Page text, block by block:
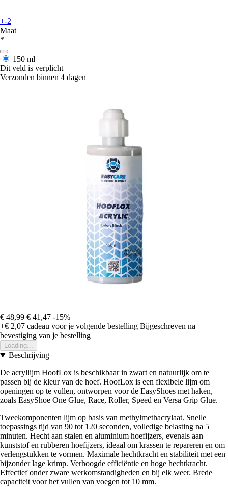
+-2
Maat
*
150 ml
Dit veld is verplicht
Verzonden binnen 4 dagen
€ 48,99 € 41,47 -15%
+€ 2,07 cadeau voor je volgende bestelling Bijgeschreven na
bevestiging van je bestelling
Loading...
Beschrijving
De acryllijm HoofLox is beschikbaar in zwart en natuurlijk om te
passen bij de kleur van de hoef. HoofLox is een flexibele lijm om
openingen op te vullen, ontworpen voor de EasyShoes met haken,
zoals EasyShoe One Glue, Race, Roller, Speed en Versa Grip Glue.
Tweekomponenten lijm op basis van methylmethacrylaat. Snelle
toepassings tijd van 90 tot 120 seconden, volledige belasting na 5
minuten. Hecht aan stalen en aluminium hoefijzers, evenals aan
kunststof en rubberen hoefijzers, ideaal om krassen te repareren en om
verlengstukken te vormen. Maximale hechtkracht en stabiliteit met een
bijzonder lage krimp. Verhoogde efficiëntie en hoge hechtkracht.
Effectief onder zware werkomstandigheden en bij elk weer. Brede
capaciteit voor het vullen van voegen tot 10 mm.